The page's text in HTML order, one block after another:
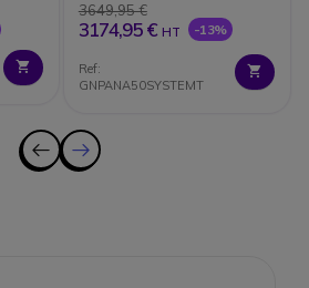
3649,95 €
3174,95 € HT -13%
Ref:
GNPANA50SYSTEMT